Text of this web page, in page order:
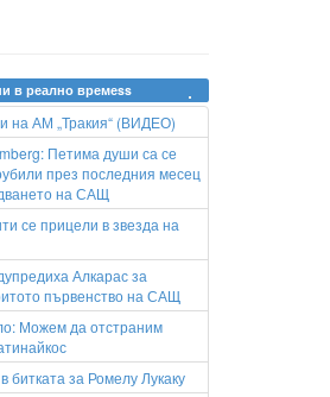
в реално времеss
на АМ „Тракия“ (ВИДЕО)
Петима души са се
през последния месец
на САЩ
се прицели в звезда на
Алкарас за
първенство на САЩ
Можем да отстраним
битката за Ромелу Лукаку